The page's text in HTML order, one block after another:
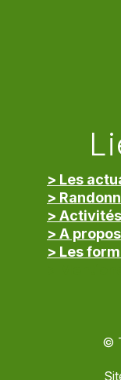
> Les
>
>
> A
> Les
©